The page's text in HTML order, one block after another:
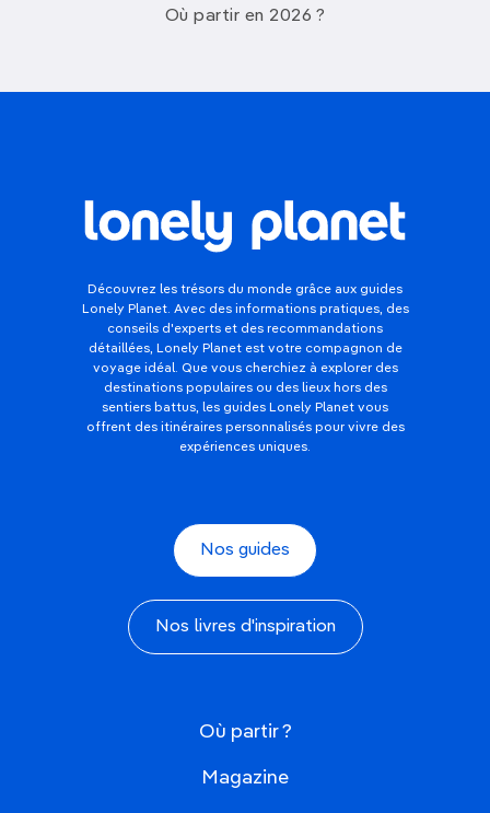
Où partir en 2026 ?
Découvrez les trésors du monde grâce aux guides
Lonely Planet. Avec des informations pratiques, des
conseils d'experts et des recommandations
détaillées, Lonely Planet est votre compagnon de
voyage idéal. Que vous cherchiez à explorer des
destinations populaires ou des lieux hors des
sentiers battus, les guides Lonely Planet vous
offrent des itinéraires personnalisés pour vivre des
expériences uniques.
Nos guides
Nos livres d'inspiration
Où partir ?
Magazine